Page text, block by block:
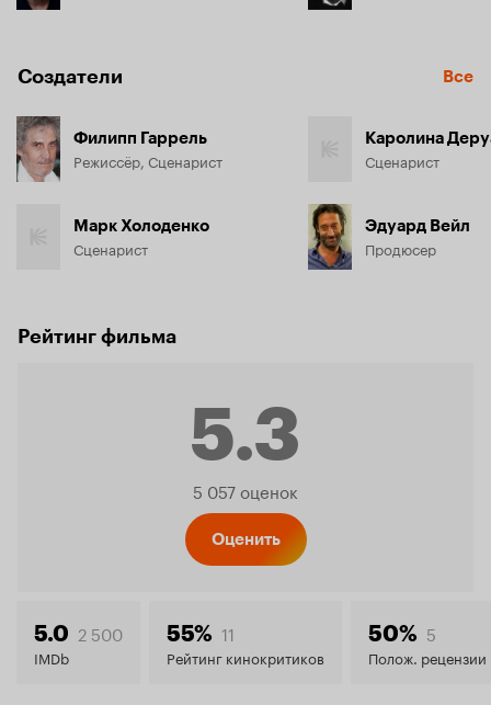
Создатели Все
Филипп Гаррель
Режиссёр, Сценарист
Марк Холоденко
Сценарист
Каролина
Сценарист
Эдуард Вейл
Продюсер
Рейтинг фильма
5.3
Рейтинг
5.3
5 057 оценок
Оценить
5.0 2 500
IMDb
55% 11
Рейтинг кинокритиков
50% 5
Полож. рецензии